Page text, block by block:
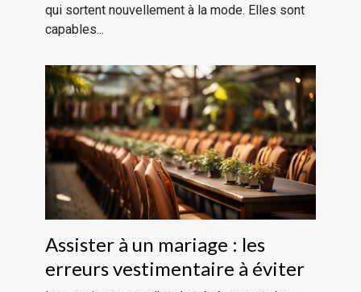
qui sortent nouvellement à la mode. Elles sont
capables...
Assister à un mariage : les
erreurs vestimentaire à éviter